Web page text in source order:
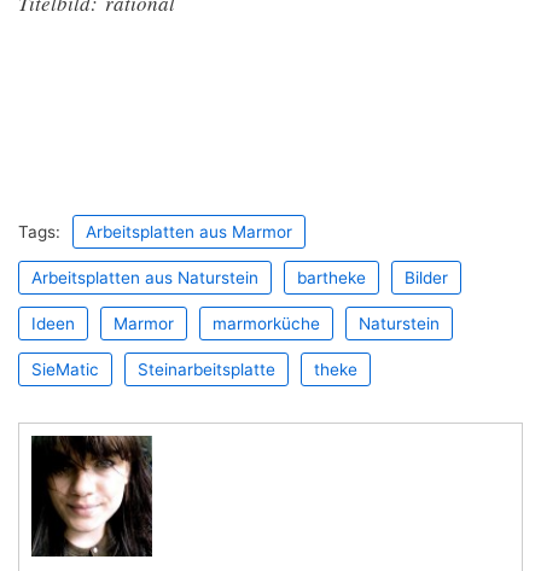
Tags: Arbeitsplatten aus Marmor
Arbeitsplatten aus Naturstein bartheke Bilder
Ideen Marmor marmorküche Naturstein
SieMatic Steinarbeitsplatte theke